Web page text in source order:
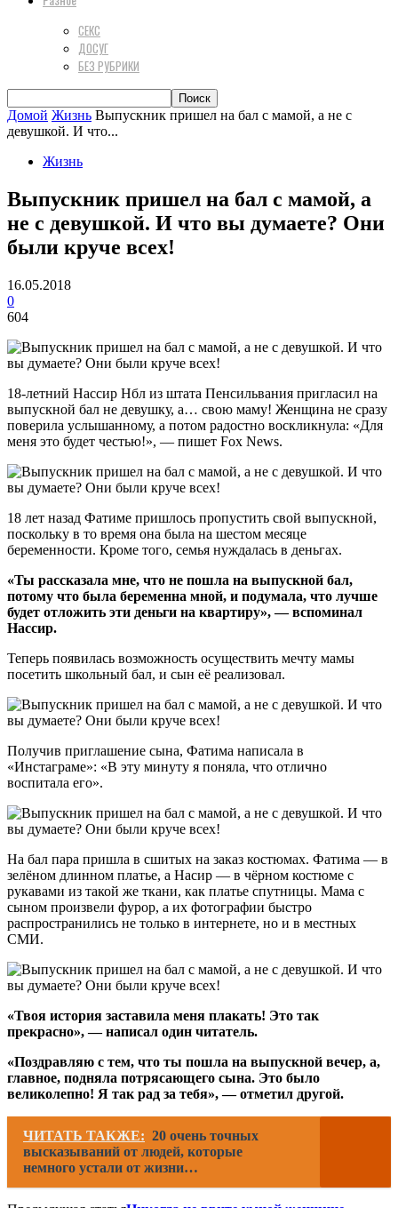
СЕКС
ДОСУГ
БЕЗ РУБРИКИ
Домой Жизнь Выпускник пришел на бал с мамой, а не с
девушкой. И что...
Жизнь
Выпускник пришел на бал с мамой, а
не с девушкой. И что вы думаете? Они
были круче всех!
16.05.2018
0
604
18-летний Нассир Нбл из штата Пенсильвания пригласил на
выпускной бал не девушку, а… свою маму! Женщина не сразу
поверила услышанному, а потом радостно воскликнула: «Для
меня это будет честью!», — пишет Fox News.
18 лет назад Фатиме пришлось пропустить свой выпускной,
поскольку в то время она была на шестом месяце
беременности. Кроме того, семья нуждалась в деньгах.
«Ты рассказала мне, что не пошла на выпускной бал,
потому что была беременна мной, и подумала, что лучше
будет отложить эти деньги на квартиру», — вспоминал
Нассир.
Теперь появилась возможность осуществить мечту мамы
посетить школьный бал, и сын её реализовал.
Получив приглашение сына, Фатима написала в
«Инстаграме»: «В эту минуту я поняла, что отлично
воспитала его».
На бал пара пришла в сшитых на заказ костюмах. Фатима — в
зелёном длинном платье, а Насир — в чёрном костюме с
рукавами из такой же ткани, как платье спутницы. Мама с
сыном произвели фурор, а их фотографии быстро
распространились не только в интернете, но и в местных
СМИ.
«Твоя история заставила меня плакать! Это так
прекрасно», — написал один читатель.
«Поздравляю с тем, что ты пошла на выпускной вечер, а,
главное, подняла потрясающего сына. Это было
великолепно! Я так рад за тебя», — отметил другой.
ЧИТАТЬ ТАКЖЕ: 20 очень точных
высказываний от людей, которые
немного устали от жизни…